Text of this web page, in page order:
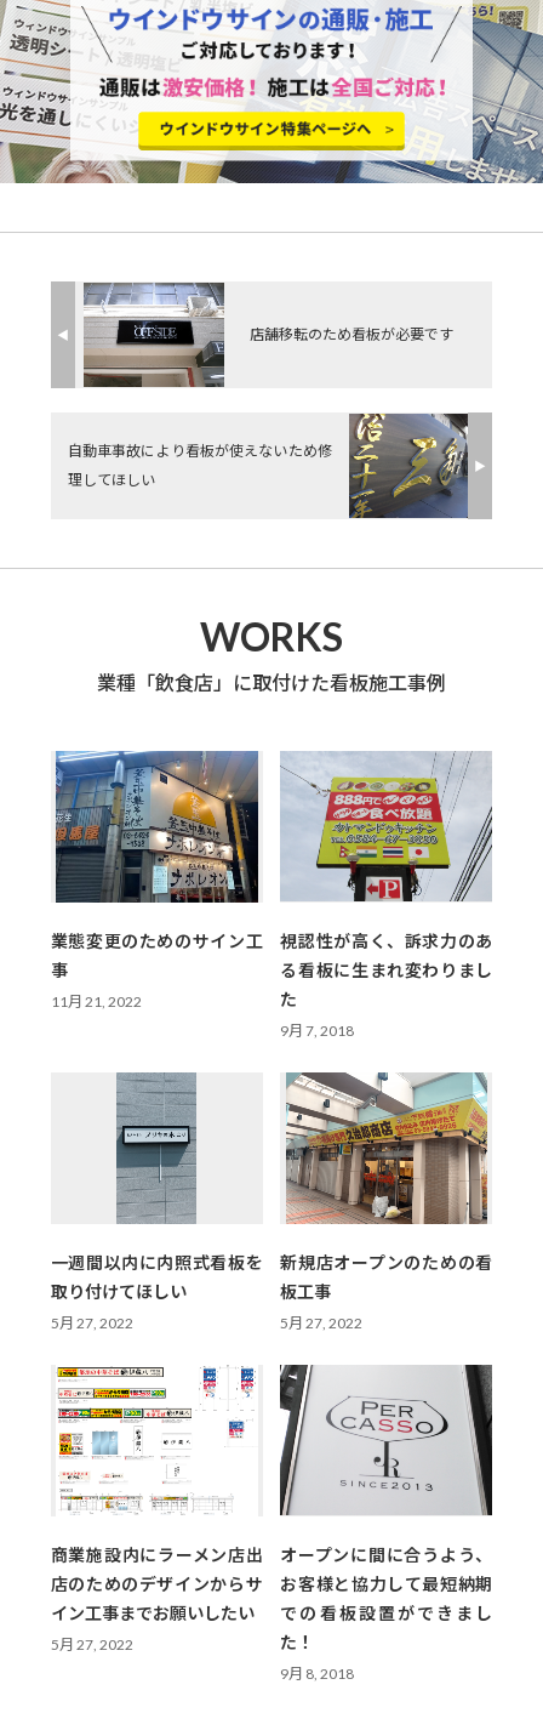
◀︎ 店舗移転のため看板が必要です
自動車事故により看板が使えないため修
理してほしい
▶︎
WORKS
業種「飲食店」に取付けた看板施工事例
業態変更のためのサイン工
事
11月 21, 2022
視認性が高く、訴求力のあ
る看板に生まれ変わりまし
た
9月 7, 2018
一週間以内に内照式看板を
取り付けてほしい
5月 27, 2022
新規店オープンのための看
板工事
5月 27, 2022
商業施設内にラーメン店出
店のためのデザインからサ
イン工事までお願いしたい
5月 27, 2022
オープンに間に合うよう、
お客様と協力して最短納期
での看板設置ができまし
た！
9月 8, 2018